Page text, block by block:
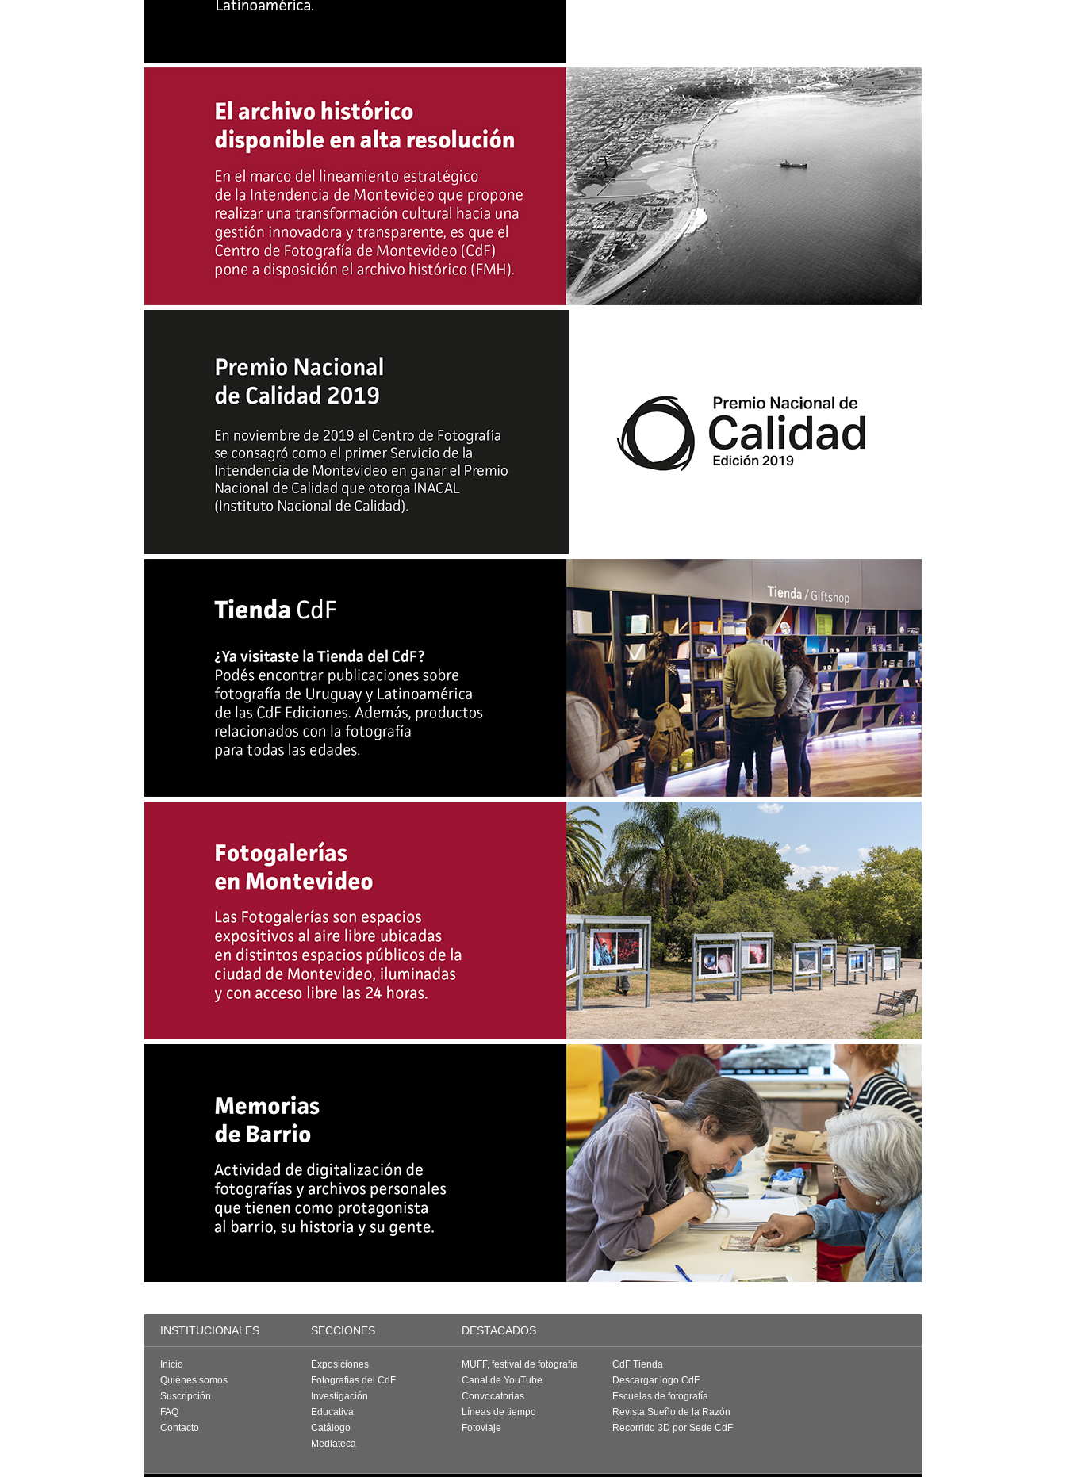
INSTITUCIONALES SECCIONES DESTACADOS
Inicio
Quiénes somos
Suscripción
FAQ
Contacto
Exposiciones
Fotografías del CdF
Investigación
Educativa
Catálogo
Mediateca
MUFF, festival de fotografía
Canal de YouTube
Convocatorias
Líneas de tiempo
Fotoviaje
CdF Tienda
Descargar logo CdF
Escuelas de fotografía
Revista Sueño de la Razón
Recorrido 3D por Sede CdF